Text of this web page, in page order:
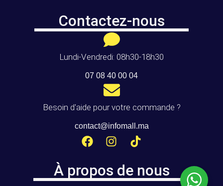
Contactez-nous
Lundi-Vendredi: 08h30-18h30
07 08 40 00 04
Besoin d'aide pour votre commande ?
contact@infomall.ma
À propos de nous